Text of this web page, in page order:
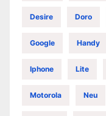
Desire Doro
Google Handy
Iphone Lite
Motorola Neu